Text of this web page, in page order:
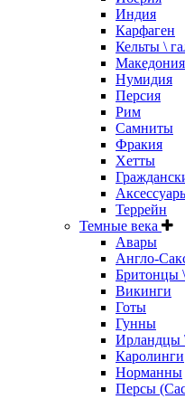
Индия
Карфаген
Кельты \
Нумидия
Персия
Рим
Самниты
Фракия
Хетты
Террейн
Темные века
Авары
Англо-
Бритонцы
Викинги
Готы
Гунны
Ирландцы
Каролинги
Норманны
Персы